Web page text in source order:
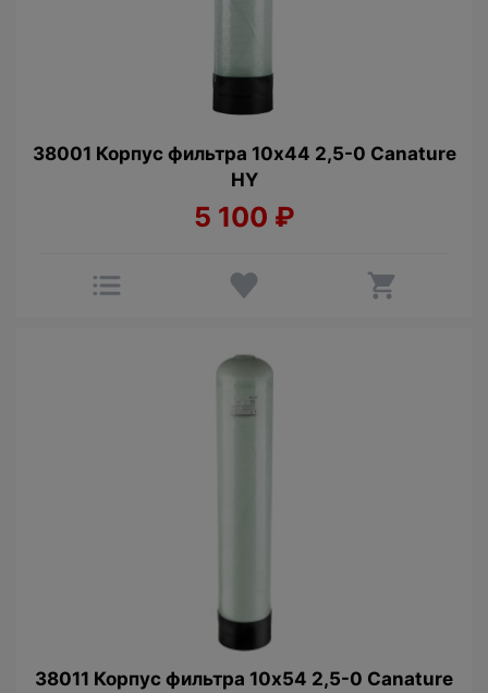
38001 Корпус фильтра 10х44 2,5-0 Canature
HY
5 100 ₽
38011 Корпус фильтра 10х54 2,5-0 Canature